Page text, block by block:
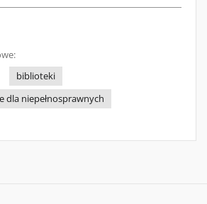
biblioteki
dla niepełnosprawnych